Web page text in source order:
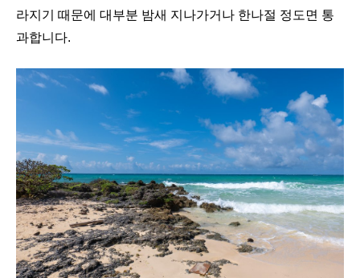
라지기 때문에 대부분 밤새 지나가거나 한나절 정도면 통
과합니다.